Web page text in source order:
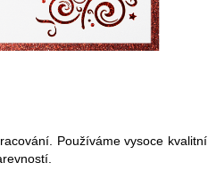
Používáme vysoce kvalitní